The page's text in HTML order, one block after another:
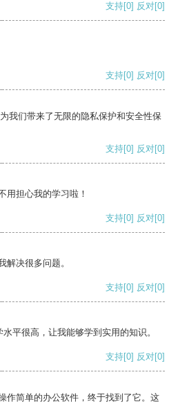
支持[0] 反对[0]
支持[0] 反对[0]
我们带来了无限的隐私保护和安全性保
支持[0] 反对[0]
用担心我的学习啦！
支持[0] 反对[0]
解决很多问题。
支持[0] 反对[0]
平很高，让我能够学到实用的知识。
支持[0] 反对[0]
作简单的办公软件，终于找到了它。这